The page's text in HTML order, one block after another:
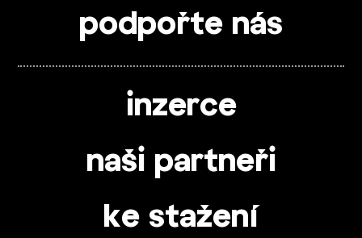
podpořte nás
inzerce
naši partneři
ke stažení